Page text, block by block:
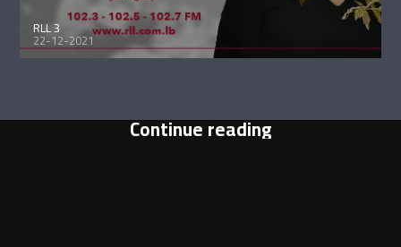
RLL 3
22-12-2021
Continue reading